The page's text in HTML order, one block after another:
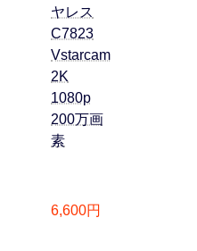
ヤレス
C7823
Vstarcam
2K
1080p
200万画
素
6,600円